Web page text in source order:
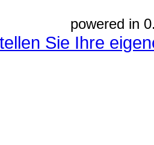
powered in
Sie Ihre